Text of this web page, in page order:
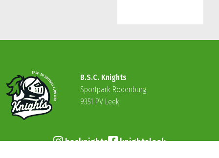
B.S.C. Knights
Sportpark Rodenburg
9351 PV Leek
bscknights knightsleek